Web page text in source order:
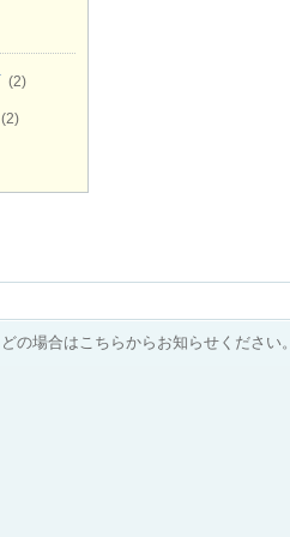
(2)
(2)
の場合はこちらからお知らせください。